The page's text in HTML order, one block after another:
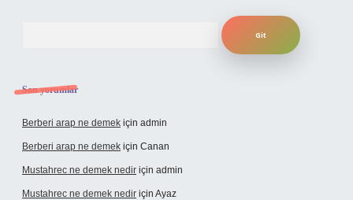
Son yorumlar
Berberi arap ne demek için admin
Berberi arap ne demek için Canan
Mustahrec ne demek nedir için admin
Mustahrec ne demek nedir için Ayaz